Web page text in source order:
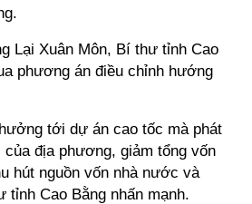
Lại Xuân Môn, Bí thư tỉnh Cao
phương án điều chỉnh hướng
tới dự án cao tốc mà phát
địa phương, giảm tổng vốn
hút nguồn vốn nhà nước và
tỉnh Cao Bằng nhấn mạnh.